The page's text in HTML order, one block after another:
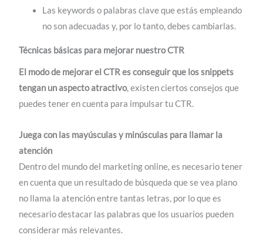
Las keywords o palabras clave que estás empleando
no son adecuadas y, por lo tanto, debes cambiarlas.
Técnicas básicas para mejorar nuestro CTR
El modo de mejorar el CTR es conseguir que los snippets
tengan un aspecto atractivo, existen ciertos consejos que
puedes tener en cuenta para impulsar tu CTR.
Juega con las mayúsculas y minúsculas para llamar la
atención
Dentro del mundo del marketing online, es necesario tener
en cuenta que un resultado de búsqueda que se vea plano
no llama la atención entre tantas letras, por lo que es
necesario destacar las palabras que los usuarios pueden
considerar más relevantes.